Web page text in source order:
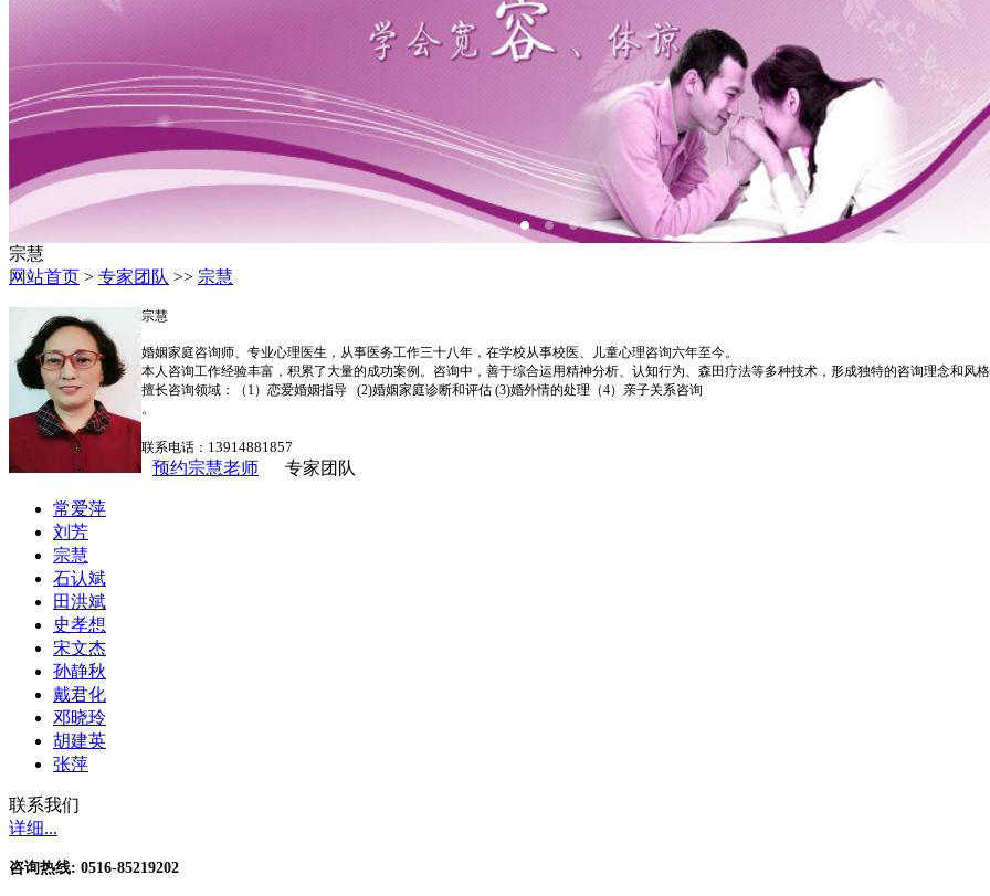
宗慧
网站首页 > 专家团队 >> 宗慧
宗慧
婚姻家庭咨询师、专业心理医生，从事医务工作三十八年，在学校从事校医、儿童心理咨询六年至今。
本人咨询工作经验丰富，积累了大量的成功案例。咨询中，善于综合运用精神分析、认知行为、森田疗法等多种技术，形成独特的咨询理念和风
擅长咨询领域：（1）恋爱婚姻指导 (2)婚姻家庭诊断和评估 (3)婚外情的处理（4）亲子关系咨询
。
联系电话： 13914881857
预约宗慧老师 专家团队
常爱萍
刘芳
宗慧
石认斌
田洪斌
史孝想
宋文杰
孙静秋
戴君化
邓晓玲
胡建英
张萍
联系我们
详细...
咨询热线: 0516-85219202